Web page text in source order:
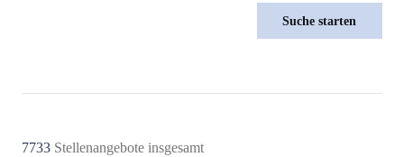
7733 Stellenangebote insgesamt